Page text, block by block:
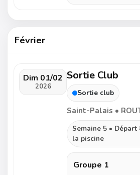
Février
Dim 01/02
2026
Sortie Club
Sortie club
Saint-Palais •
Semaine 5 •
la piscine
Groupe 1